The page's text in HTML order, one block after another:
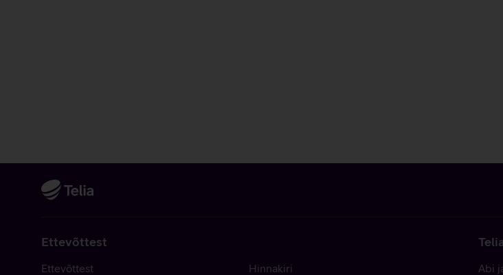
Ettevõttest
Ettevõttest
Hinnakiri
Abi